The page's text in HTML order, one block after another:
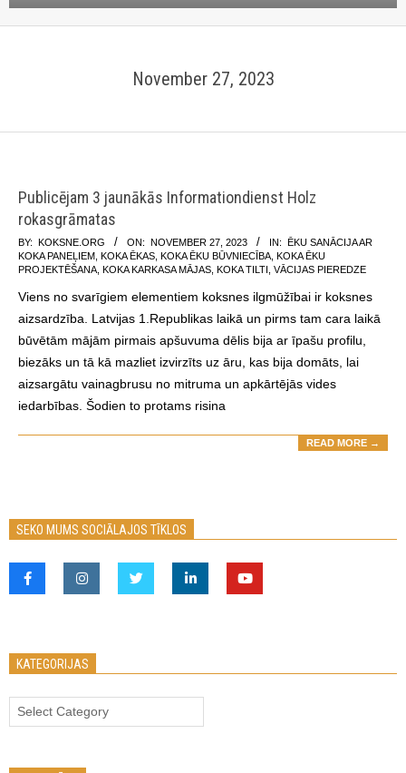
November 27, 2023
Publicējam 3 jaunākās Informationdienst Holz
rokasgrāmatas
2023-
11-
BY: KOKSNE.ORG ON: NOVEMBER 27, 2023 IN:
ĒKU SANĀCIJA AR
KOKA PANEĻIEM
KOKA ĒKAS KOKA ĒKU BŪVNIECĪBA
KOKA ĒKU
PROJEKTĒŠANA
KOKA KARKASA MĀJAS KOKA TILTI VĀCIJAS PIEREDZE
Viens no svarīgiem elementiem koksnes ilgmūžībai ir koksnes
aizsardzība. Latvijas 1.Republikas laikā un pirms tam cara laikā
būvētām mājām pirmais apšuvuma dēlis bija ar īpašu profilu,
biezāks un tā kā mazliet izvirzīts uz āru, kas bija domāts, lai
aizsargātu vainagbrusu no mitruma un apkārtējās vides
iedarbības. Šodien to protams risina
READ MORE →
SEKO MUMS SOCIĀLAJOS TĪKLOS
KATEGORIJAS
Kategorijas